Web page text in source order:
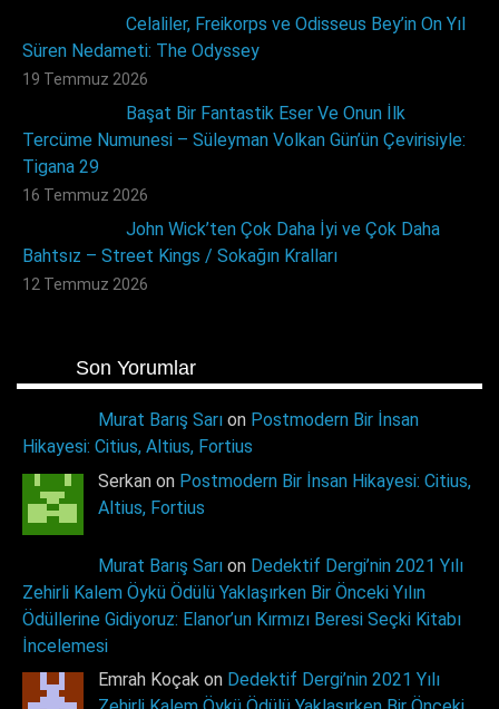
Celaliler, Freikorps ve Odisseus Bey’in On Yıl
Süren Nedameti: The Odyssey
19 Temmuz 2026
Başat Bir Fantastik Eser Ve Onun İlk
Tercüme Numunesi – Süleyman Volkan Gün’ün Çevirisiyle:
Tigana 29
16 Temmuz 2026
John Wick’ten Çok Daha İyi ve Çok Daha
Bahtsız – Street Kings / Sokağın Kralları
12 Temmuz 2026
Son Yorumlar
Murat Barış Sarıon Postmodern Bir İnsan
Hikayesi: Citius, Altius, Fortius
Serkan on Postmodern Bir İnsan Hikayesi: Citius,
Altius, Fortius
Murat Barış Sarıon Dedektif Dergi’nin 2021 Yılı
Zehirli Kalem Öykü Ödülü Yaklaşırken Bir Önceki Yılın
Ödüllerine Gidiyoruz: Elanor’un Kırmızı Beresi Seçki Kitabı
İncelemesi
Emrah Koçak on Dedektif Dergi’nin 2021 Yılı